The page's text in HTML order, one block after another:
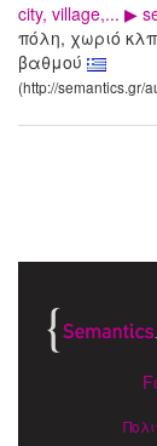
city, village,... ▶
πόλη, χωριό
βαθμού
(http://semantics.gr/